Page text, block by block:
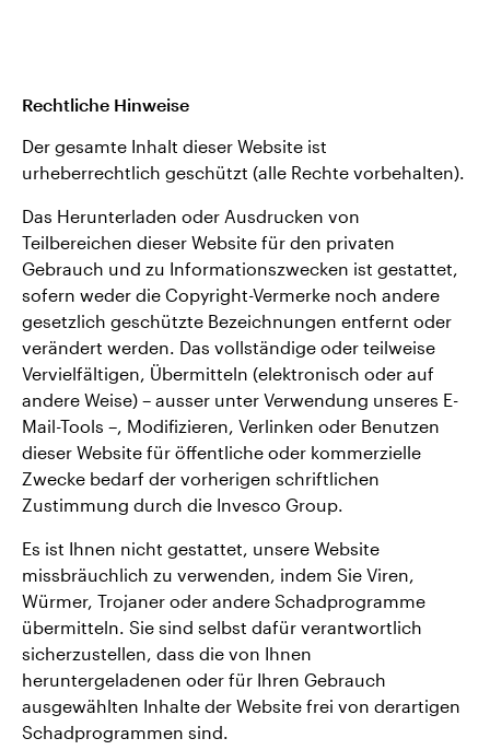
Rechtliche Hinweise
Der gesamte Inhalt dieser Website ist
urheberrechtlich geschützt (alle Rechte vorbehalten).
Das Herunterladen oder Ausdrucken von
Teilbereichen dieser Website für den privaten
Gebrauch und zu Informationszwecken ist gestattet,
sofern weder die Copyright-Vermerke noch andere
gesetzlich geschützte Bezeichnungen entfernt oder
verändert werden. Das vollständige oder teilweise
Vervielfältigen, Übermitteln (elektronisch oder auf
andere Weise) – ausser unter Verwendung unseres E-
Mail-Tools –, Modifizieren, Verlinken oder Benutzen
dieser Website für öffentliche oder kommerzielle
Zwecke bedarf der vorherigen schriftlichen
Zustimmung durch die Invesco Group.
Es ist Ihnen nicht gestattet, unsere Website
missbräuchlich zu verwenden, indem Sie Viren,
Würmer, Trojaner oder andere Schadprogramme
übermitteln. Sie sind selbst dafür verantwortlich
sicherzustellen, dass die von Ihnen
heruntergeladenen oder für Ihren Gebrauch
ausgewählten Inhalte der Website frei von derartigen
Schadprogrammen sind.